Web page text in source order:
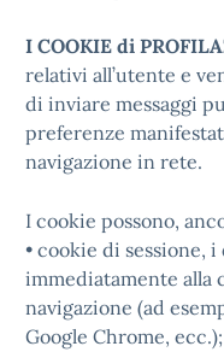
I COOKIE di
relativi all’utente e
di inviare messaggi
preferenze
navigazione in rete.
I cookie possono,
• cookie di sessione,
immediatamente alla
navigazione (ad
Google Chrome, ecc.);